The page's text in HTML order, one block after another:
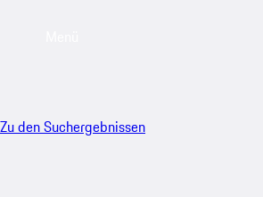
Zu den Suchergebnissen